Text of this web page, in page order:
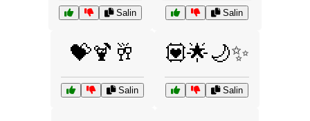
Salin Salin
💝🍹🥂
Salin
💟🌟🌙✨
Salin